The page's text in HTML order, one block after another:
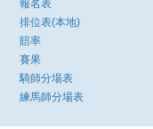
報名表
排位表(本地)
賠率
賽果
騎師分場表
練馬師分場表